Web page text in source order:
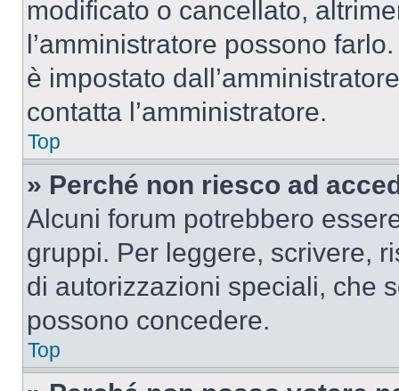
modificato o cancellato,
l’amministratore possono
è impostato
contatta l’amministratore.
Top
» Perché non riesco ad
Alcuni forum potrebbero
gruppi. Per leggere, scrivere,
di autorizzazioni speciali, che
possono concedere.
Top